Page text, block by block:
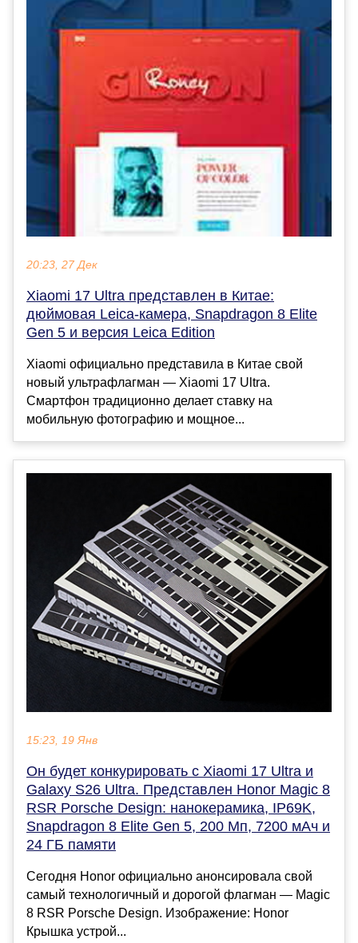
20:23, 27 Дек
Xiaomi 17 Ultra представлен в Китае:
дюймовая Leica-камера, Snapdragon 8 Elite
Gen 5 и версия Leica Edition
Xiaomi официально представила в Китае свой
новый ультрафлагман — Xiaomi 17 Ultra.
Смартфон традиционно делает ставку на
мобильную фотографию и мощное...
15:23, 19 Янв
Он будет конкурировать с Xiaomi 17 Ultra и
Galaxy S26 Ultra. Представлен Honor Magic 8
RSR Porsche Design: нанокерамика, IP69K,
Snapdragon 8 Elite Gen 5, 200 Мп, 7200 мАч и
24 ГБ памяти
Сегодня Honor официально анонсировала свой
самый технологичный и дорогой флагман — Magic
8 RSR Porsche Design. Изображение: Honor
Крышка устрой...